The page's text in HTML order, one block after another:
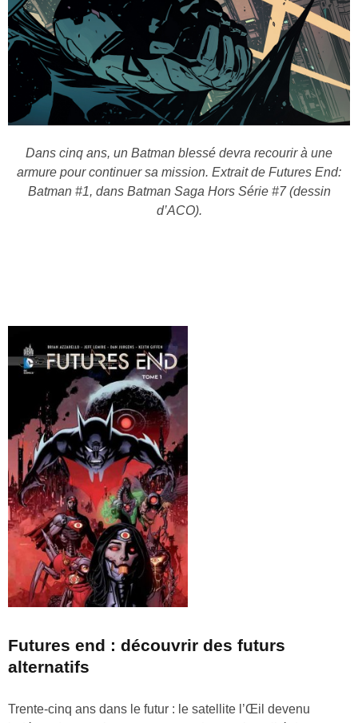
Dans cinq ans, un Batman blessé devra recourir à une
armure pour continuer sa mission. Extrait de Futures End:
Batman #1, dans Batman Saga Hors Série #7 (dessin
d’ACO).
Futures end : découvrir des futurs
alternatifs
Trente-cinq ans dans le futur : le satellite l’Œil devenu